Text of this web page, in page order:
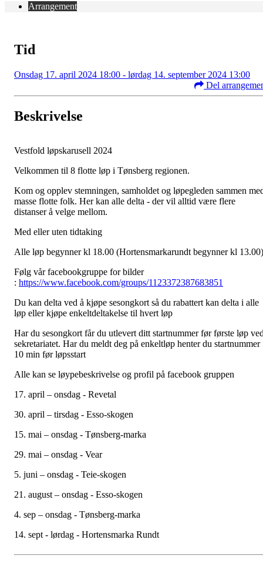
Arrangement
Tid
Onsdag 17. april 2024 18:00 - lørdag 14. september 2024 13:00
Del
Beskrivelse
Vestfold løpskarusell 2024
Velkommen til 8 flotte løp i Tønsberg regionen.
Kom og opplev stemningen, samholdet og løpegleden sammen
masse flotte folk. Her kan alle delta - der vil alltid være flere
distanser å velge mellom.
Med eller uten tidtaking
Alle løp begynner kl 18.00 (Hortensmarkarundt begynner kl 13.00)
Følg vår facebookgruppe for bilder
: https://www.facebook.com/groups/1123372387683851
Du kan delta ved å kjøpe sesongkort så du rabattert kan delta i alle
løp eller kjøpe enkeltdeltakelse til hvert løp
Har du sesongkort får du utlevert ditt startnummer før første løp
sekretariatet. Har du meldt deg på enkeltløp henter du startnummer
10 min før løpsstart
Alle kan se løypebeskrivelse og profil på facebook gruppen
17. april – onsdag - Revetal
30. april – tirsdag - Esso-skogen
15. mai – onsdag - Tønsberg-marka
29. mai – onsdag - Vear
5. juni – onsdag - Teie-skogen
21. august – onsdag - Esso-skogen
4. sep – onsdag - Tønsberg-marka
14. sept - lørdag - Hortensmarka Rundt